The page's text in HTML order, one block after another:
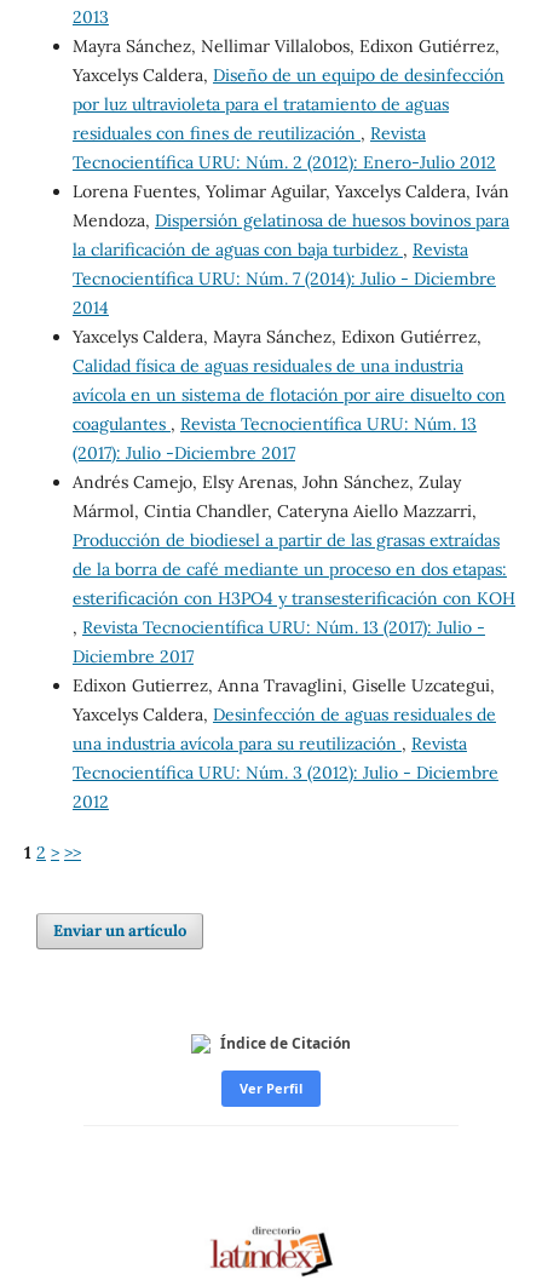
2013
Mayra Sánchez, Nellimar Villalobos, Edixon Gutiérrez,
Yaxcelys Caldera, Diseño de un equipo de desinfección
por luz ultravioleta para el tratamiento de aguas
residuales con fines de reutilización , Revista
Tecnocientífica URU: Núm. 2 (2012): Enero-Julio 2012
Lorena Fuentes, Yolimar Aguilar, Yaxcelys Caldera, Iván
Mendoza, Dispersión gelatinosa de huesos bovinos para
la clarificación de aguas con baja turbidez , Revista
Tecnocientífica URU: Núm. 7 (2014): Julio - Diciembre
2014
Yaxcelys Caldera, Mayra Sánchez, Edixon Gutiérrez,
Calidad física de aguas residuales de una industria
avícola en un sistema de flotación por aire disuelto con
coagulantes , Revista Tecnocientífica URU: Núm. 13
(2017): Julio -Diciembre 2017
Andrés Camejo, Elsy Arenas, John Sánchez, Zulay
Mármol, Cintia Chandler, Cateryna Aiello Mazzarri,
Producción de biodiesel a partir de las grasas extraídas
de la borra de café mediante un proceso en dos etapas:
esterificación con H3PO4 y transesterificación con KOH
, Revista Tecnocientífica URU: Núm. 13 (2017): Julio -
Diciembre 2017
Edixon Gutierrez, Anna Travaglini, Giselle Uzcategui,
Yaxcelys Caldera, Desinfección de aguas residuales de
una industria avícola para su reutilización , Revista
Tecnocientífica URU: Núm. 3 (2012): Julio - Diciembre
2012
1 2 > >>
Enviar un artículo
Índice de Citación
Ver Perfil